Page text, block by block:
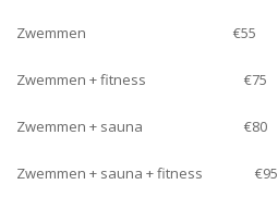
Zwemmen €55
Zwemmen + fitness €75
Zwemmen + sauna €80
Zwemmen + sauna + fitness €95